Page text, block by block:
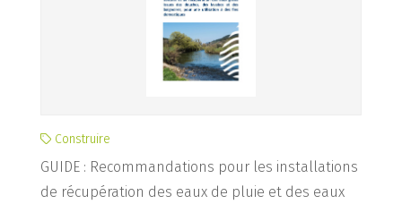
Construire
GUIDE : Recommandations pour les installations
de récupération des eaux de pluie et des eaux